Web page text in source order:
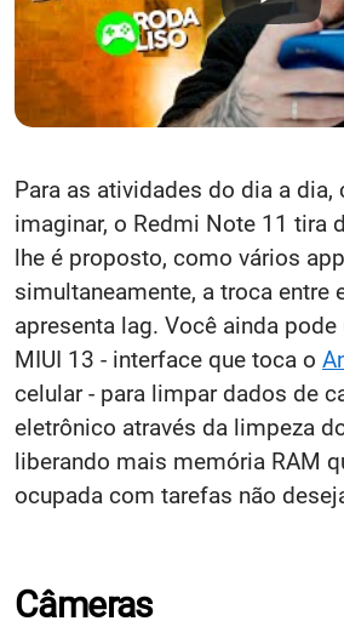
Para as atividades do dia a dia,
imaginar, o Redmi Note 11 tira
lhe é proposto, como vários
simultaneamente, a troca entre
apresenta lag. Você ainda
MIUI 13 - interface que toca o
celular - para limpar dados de
eletrônico através da limpeza
liberando mais memória RAM
ocupada com tarefas não
Câmeras